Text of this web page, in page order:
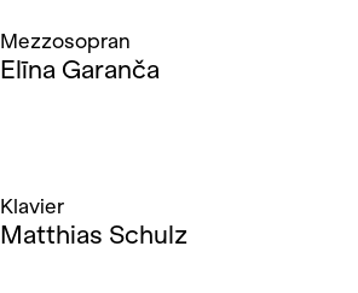
Mezzosopran
Elīna Garanča
Klavier
Matthias Schulz